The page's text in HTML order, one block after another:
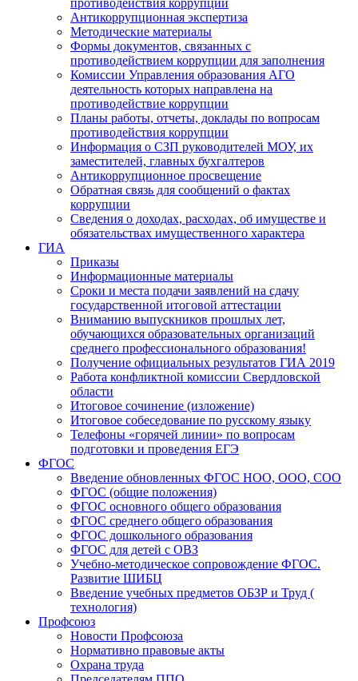
противодействия коррупции
Антикоррупционная экспертиза
Методические материалы
Формы документов, связанных с
противодействием коррупции для заполнения
Комиссии Управления образования АГО
деятельность которых направлена на
противодействие коррупции
Планы работы, отчеты, доклады по вопросам
противодействия коррупции
Информация о СЗП руководителей МОУ, их
заместителей, главных бухгалтеров
Антикоррупционное просвещение
Обратная связь для сообщений о фактах
коррупции
Сведения о доходах, расходах, об имуществе и
обязательствах имущественного характера
ГИА
Приказы
Информационные материалы
Сроки и места подачи заявлений на сдачу
государственной итоговой аттестации
Вниманию выпускников прошлых лет,
обучающихся образовательных организаций
среднего профессионального образования!
Получение официальных результатов ГИА 2019
Работа конфликтной комиссии Свердловской
области
Итоговое сочинение (изложение)
Итоговое собеседование по русскому языку
Телефоны «горячей линии» по вопросам
подготовки и проведения ЕГЭ
ФГОС
Введение обновленных ФГОС НОО, ООО, СОО
ФГОС (общие положения)
ФГОС основного общего образования
ФГОС среднего общего образования
ФГОС дошкольного образования
ФГОС для детей с ОВЗ
Учебно-методическое сопровождение ФГОС.
Развитие ШИБЦ
Введение учебных предметов ОБЗР и Труд (
технология)
Профсоюз
Новости Профсоюза
Нормативно правовые акты
Охрана труда